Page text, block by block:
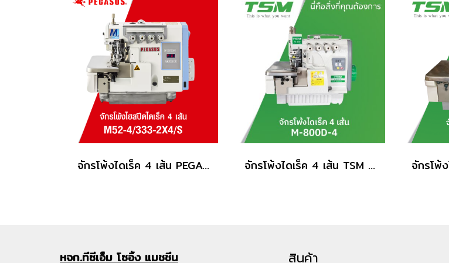
จักรโพ้งไดเร็ค 4 เส้น PEGASUS รุ่น M52-4/333-2X4/S จักรโพ้งไดเร็ค 4 เส้น TSM รุ่น M-800D-4
หจก.ทีซีเอ็ม โซอิ้ง แมชชีน สินค้า